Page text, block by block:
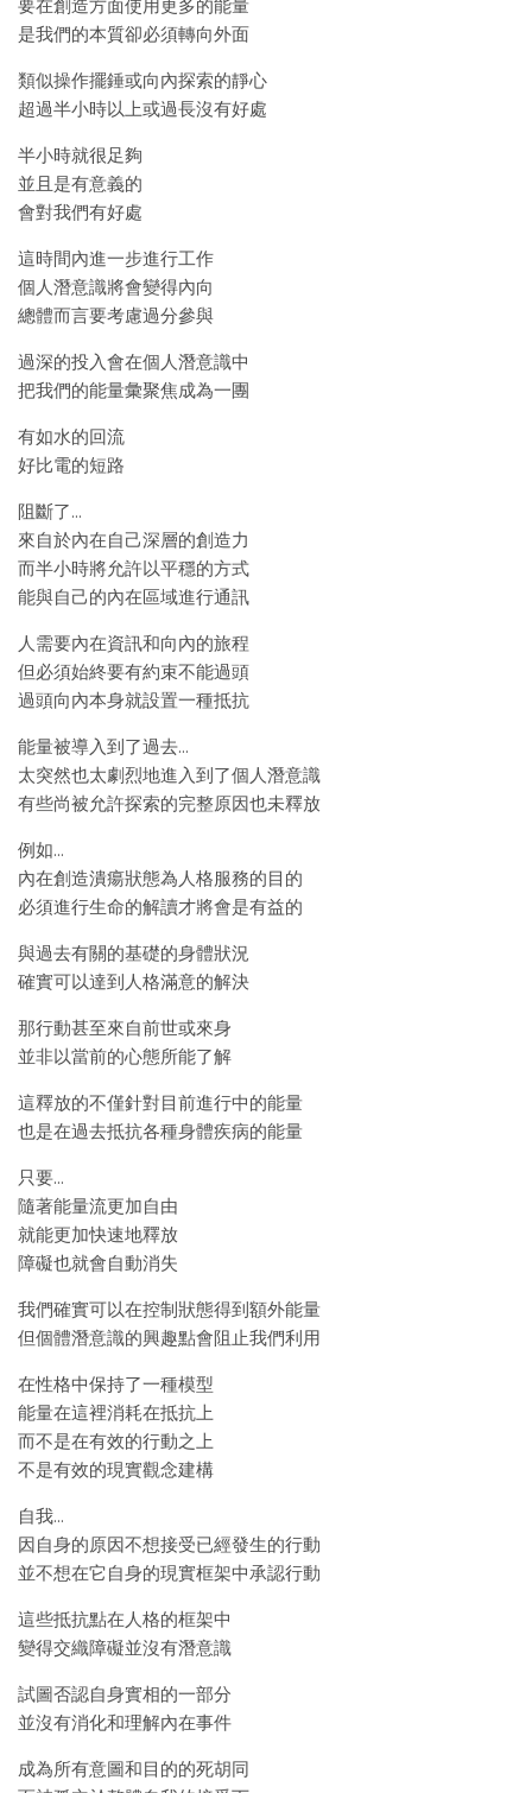
要在創造方面使用更多的能量
是我們的本質卻必須轉向外面
類似操作擺錘或向內探索的靜心
超過半小時以上或過長沒有好處
半小時就很足夠
並且是有意義的
會對我們有好處
這時間內進一步進行工作
個人潛意識將會變得內向
總體而言要考慮過分參與
過深的投入會在個人潛意識中
把我們的能量彙聚焦成為一團
有如水的回流
好比電的短路
阻斷了…
來自於內在自己深層的創造力
而半小時將允許以平穩的方式
能與自己的內在區域進行通訊
人需要內在資訊和向內的旅程
但必須始終要有約束不能過頭
過頭向內本身就設置一種抵抗
能量被導入到了過去…
太突然也太劇烈地進入到了個人潛意識
有些尚被允許探索的完整原因也未釋放
例如…
內在創造潰瘍狀態為人格服務的目的
必須進行生命的解讀才將會是有益的
與過去有關的基礎的身體狀況
確實可以達到人格滿意的解決
那行動甚至來自前世或來身
並非以當前的心態所能了解
這釋放的不僅針對目前進行中的能量
也是在過去抵抗各種身體疾病的能量
只要…
隨著能量流更加自由
就能更加快速地釋放
障礙也就會自動消失
我們確實可以在控制狀態得到額外能量
但個體潛意識的興趣點會阻止我們利用
在性格中保持了一種模型
能量在這裡消耗在抵抗上
而不是在有效的行動之上
不是有效的現實觀念建構
自我…
因自身的原因不想接受已經發生的行動
並不想在它自身的現實框架中承認行動
這些抵抗點在人格的框架中
變得交織障礙並沒有潛意識
試圖否認自身實相的一部分
並沒有消化和理解內在事件
成為所有意圖和目的的死胡同